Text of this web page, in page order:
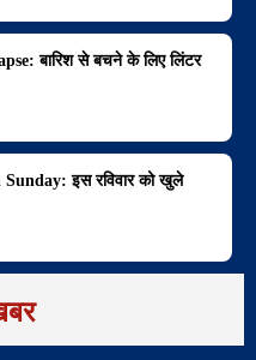
बारिश से बचने के लिए लिंटर
इस रविवार को खुले